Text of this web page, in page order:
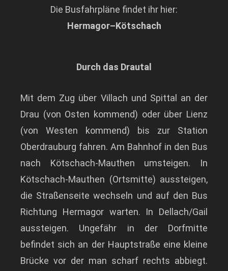
Die Busfahrpläne findet ihr hier:
Hermagor–Kötschach
Durch das Drautal
Mit dem Zug über Villach und Spittal an der
Drau (von Osten kommend) oder über Lienz
(von Westen kommend) bis zur Station
Oberdrauburg fahren. Am Bahnhof in den Bus
nach Kötschach-Mauthen umsteigen. In
Kötschach-Mauthen (Ortsmitte) aussteigen,
die Straßenseite wechseln und auf den Bus
Richtung Hermagor warten. In Dellach/Gail
aussteigen. Ungefähr in der Dorfmitte
befindet sich an der Hauptstraße eine kleine
Brücke vor der man scharf rechts abbiegt.